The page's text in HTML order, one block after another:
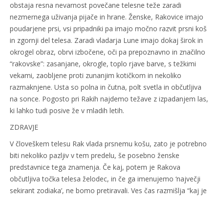
obstaja resna nevarnost povečane telesne teže zaradi
nezmernega uživanja pijače in hrane. Ženske, Rakovice imajo
poudarjene prsi, vsi pripadniki pa imajo močno razvit prsni koš
in zgornji del telesa. Zaradi vladarja Lune imajo dokaj širok in
okrogel obraz, obrvi izbočene, oči pa prepoznavno in značilno
“rakovske”: zasanjane, okrogle, toplo rjave barve, s težkimi
vekami, zaobljene proti zunanjim kotičkom in nekoliko
razmaknjene. Usta so polna in čutna, polt svetla in občutljiva
na sonce. Pogosto pri Rakih najdemo težave z izpadanjem las,
ki lahko tudi posive že v mladih letih.
ZDRAVJE
V človeškem telesu Rak vlada prsnemu košu, zato je potrebno
biti nekoliko pazljiv v tem predelu, še posebno ženske
predstavnice tega znamenja. Če kaj, potem je Rakova
občutljiva točka telesa želodec, in če ga imenujemo ‘največji
sekirant zodiaka’, ne bomo pretiravali. Ves čas razmišlja “kaj je